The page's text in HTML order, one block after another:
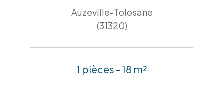
Auzeville-Tolosane
(31320)
1 pièces - 18 m²